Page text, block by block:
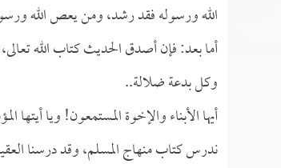
الله ورسوله فقد رشد، ومن يعص الله
أما بعد: فإن أصدق الحديث كتاب الله
وكل بدعة ضلالة..
أيها الأبناء والإخوة المستمعون! ويا
ندرس كتاب منهاج المسلم، وقد درسنا